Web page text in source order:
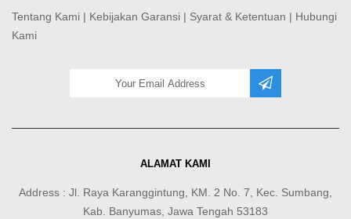
Tentang Kami | Kebijakan Garansi | Syarat & Ketentuan | Hubungi
Kami
ALAMAT KAMI
Address : Jl. Raya Karanggintung, KM. 2 No. 7, Kec. Sumbang,
Kab. Banyumas, Jawa Tengah 53183